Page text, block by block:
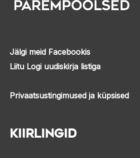
Jälgi meid Facebookis
Liitu Logi uudiskirja listiga
Privaatsustingimused ja küpsised
Kiirlingid